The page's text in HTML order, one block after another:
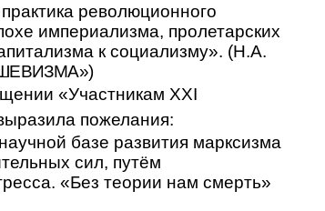
революционного
империализма, пролетарских
к социализму». (Н.А.
«Участникам ХХI
пожелания:
базе развития марксизма
сил, путём
«Без теории нам смерть»